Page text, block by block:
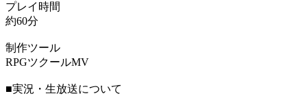
プレイ時間
約60分
制作ツール
RPGツクールMV
■実況・生放送について